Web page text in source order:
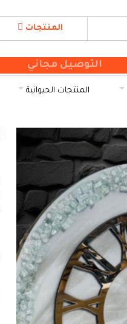
المنتجات
التوصيل مجاني
المنتجات الحيوانية